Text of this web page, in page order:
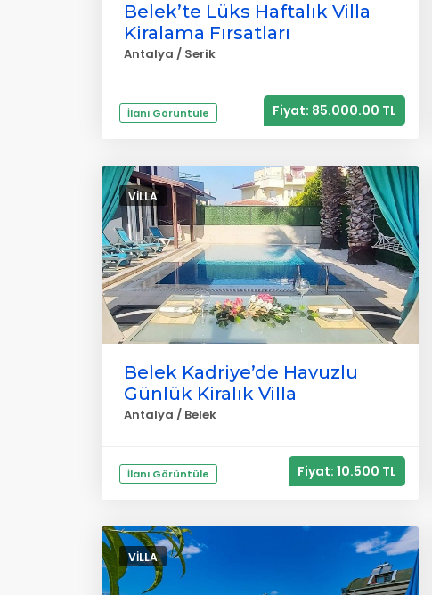
Belek’te Lüks Haftalık Villa
Kiralama Fırsatları
Antalya / Serik
İlanı Görüntüle Fiyat: 85.000.00 TL
VILLA
Belek Kadriye’de Havuzlu
Günlük Kiralık Villa
Antalya / Belek
İlanı Görüntüle Fiyat: 10.500 TL
VILLA